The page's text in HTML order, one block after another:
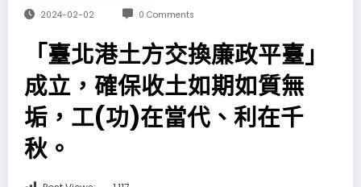
2024-02-02 0 Comments
「臺北港土方交換廉政平臺」
成立，確保收土如期如質無
垢，工(功)在當代、利在千
秋。